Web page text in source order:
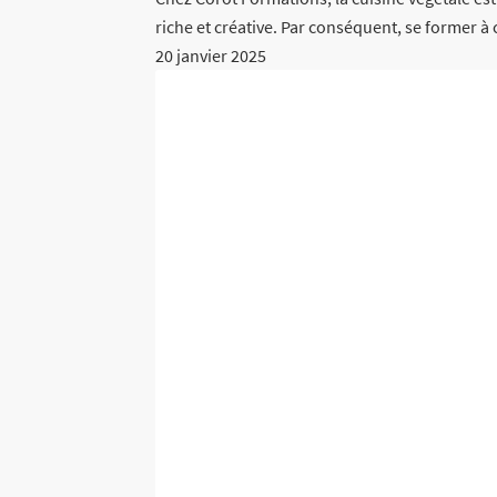
riche et créative. Par conséquent, se former
20 janvier 2025